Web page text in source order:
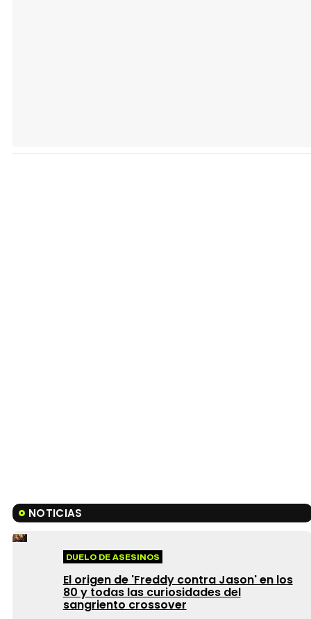
NOTICIAS
DUELO DE ASESINOS
El origen de 'Freddy contra Jason' en los
80 y todas las curiosidades del
sangriento crossover